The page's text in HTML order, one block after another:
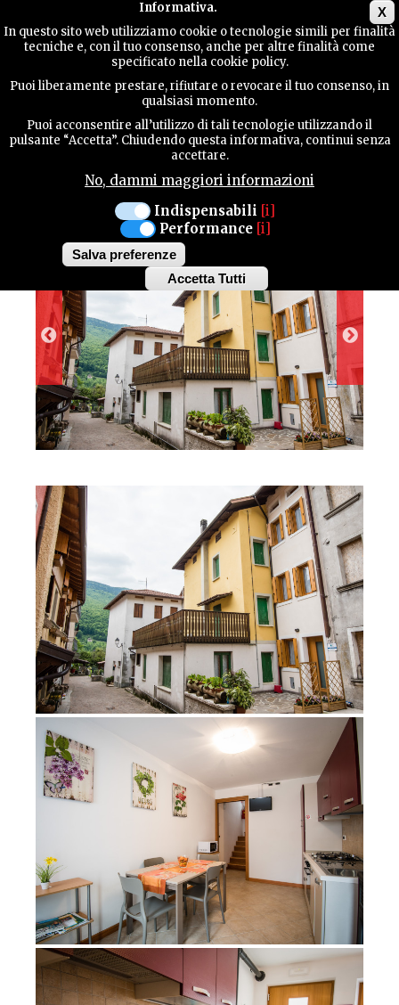
X
Informativa.
In questo sito web utilizziamo cookie o tecnologie simili per finalità
tecniche e, con il tuo consenso, anche per altre finalità come
specificato nella cookie policy.
Puoi liberamente prestare, rifiutare o revocare il tuo consenso, in
qualsiasi momento.
Puoi acconsentire all’utilizzo di tali tecnologie utilizzando il
pulsante “Accetta”. Chiudendo questa informativa, continui senza
accettare.
No, dammi maggiori informazioni
Indispensabili [i]
Performance [i]
Salva preferenze
Accetta Tutti
Withdraw
consent
CONTATTI
ALBERGO DIFFUSO
ALBERGO DIFFUSO
BARCIS - CJASA
MARISA